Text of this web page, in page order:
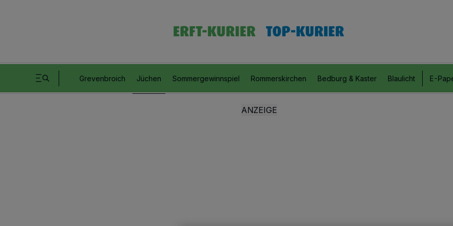
Grevenbroich Jüchen Sommergewinnspiel Rommerskirchen Bedburg & Kaster Blaulicht E-